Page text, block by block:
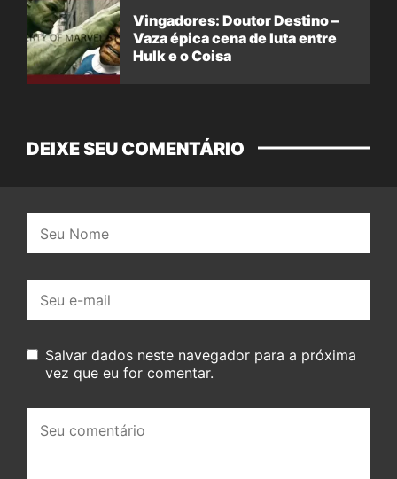
Vingadores: Doutor Destino –
Vaza épica cena de luta entre
Hulk e o Coisa
DEIXE SEU COMENTÁRIO
mail:
Salvar dados neste navegador para a próxima
vez que eu for comentar.
comentário: